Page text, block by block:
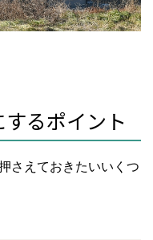
るポイント
さえておきたいいくつ